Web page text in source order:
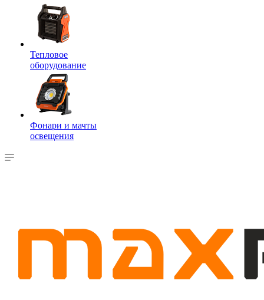
Тепловое
оборудование
Фонари и мачты
освещения